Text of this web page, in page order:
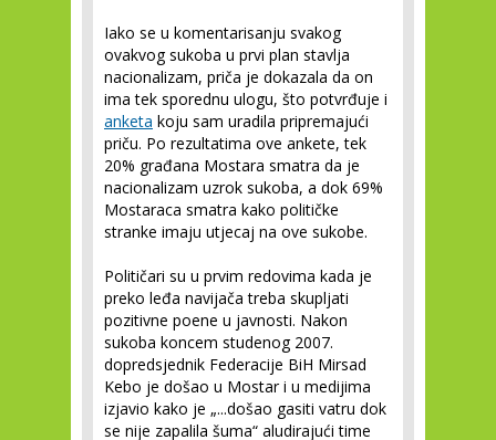
Iako se u komentarisanju svakog
ovakvog sukoba u prvi plan stavlja
nacionalizam, priča je dokazala da on
ima tek sporednu ulogu, što potvrđuje i
anketa koju sam uradila pripremajući
priču. Po rezultatima ove ankete, tek
20% građana Mostara smatra da je
nacionalizam uzrok sukoba, a dok 69%
Mostaraca smatra kako političke
stranke imaju utjecaj na ove sukobe.
Političari su u prvim redovima kada je
preko leđa navijača treba skupljati
pozitivne poene u javnosti. Nakon
sukoba koncem studenog 2007.
dopredsjednik Federacije BiH Mirsad
Kebo je došao u Mostar i u medijima
izjavio kako je „...došao gasiti vatru dok
se nije zapalila šuma“ aludirajući time